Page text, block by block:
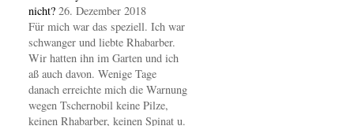
nicht? 26. Dezember 2018
Für mich war das speziell. Ich war
schwanger und liebte Rhabarber.
Wir hatten ihn im Garten und ich
aß auch davon. Wenige Tage
danach erreichte mich die Warnung
wegen Tschernobil keine Pilze,
keinen Rhabarber, keinen Spinat u.